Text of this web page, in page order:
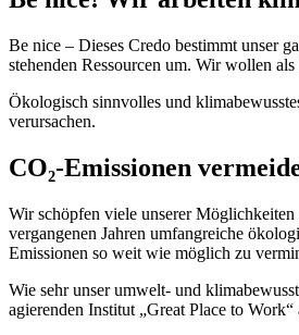
Be nice – Dieses Credo bestimmt unser
stehenden Ressourcen um. Wir wollen
Ökologisch sinnvolles und
verursachen.
CO₂-Emissionen
Wir schöpfen viele unserer
vergangenen Jahren umfangreiche
Emissionen so weit wie möglich zu
Wie sehr unser umwelt- und
agierenden Institut „Great Place to Work“